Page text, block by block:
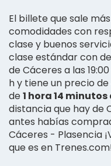
El billete que sale
comodidades con
clase y buenos
clase estándar con
de Cáceres a las
h y tiene un precio
de1 hora 14
distancia que hay de
antes habías
Cáceres - Plasencia
que es en